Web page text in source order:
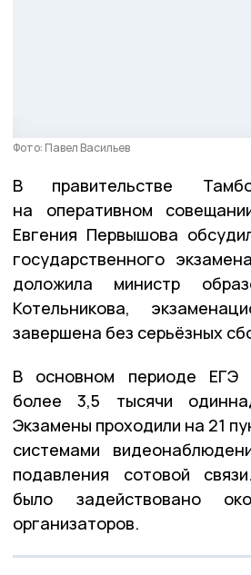
Фото: Павел Васильев
В правительстве
на оперативном
Евгения Первышова
государственного
доложила министр
Котельникова,
завершена без серьёзных
В основном периоде ЕГЭ
более 3,5 тысячи
Экзамены проходили на 21
системами
подавления сотовой
было задействовано
организаторов.